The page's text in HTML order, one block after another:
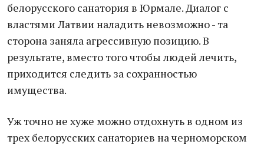
белорусского санатория в Юрмале. Диалог с
властями Латвии наладить невозможно - та
сторона заняла агрессивную позицию. В
результате, вместо того чтобы людей лечить,
приходится следить за сохранностью
имущества.
Уж точно не хуже можно отдохнуть в одном из
трех белорусских санаториев на черноморском